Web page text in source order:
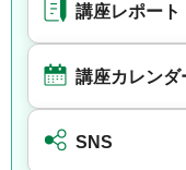
講座レポート
講座カレンダ
SNS